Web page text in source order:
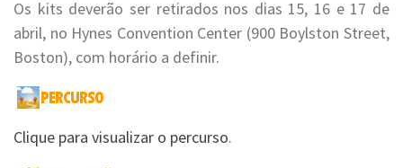
Os kits deverão ser retirados nos dias 15, 16 e 17 de
abril, no Hynes Convention Center (900 Boylston Street,
Boston), com horário a definir.
Clique para visualizar o percurso.